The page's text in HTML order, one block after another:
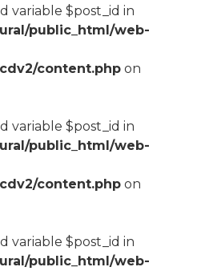
variable $post_id in
public_html/web-
content.phpon
variable $post_id in
public_html/web-
content.phpon
variable $post_id in
public_html/web-